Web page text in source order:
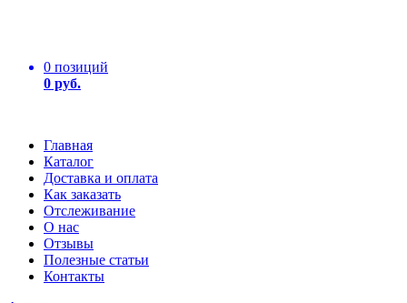
0 позиций
0 руб.
Главная
Каталог
Доставка и оплата
Как заказать
Отслеживание
О нас
Отзывы
Полезные статьи
Контакты